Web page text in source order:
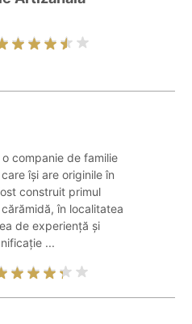
companie de familie
își are originile în
construit primul
în localitatea
de experiență și
...